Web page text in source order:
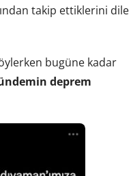
takip ettiklerini dile
bugüne kadar
deprem